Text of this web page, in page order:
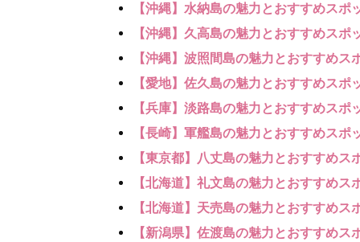
【沖縄】水納島の魅力とおすすめスポ
【沖縄】久高島の魅力とおすすめスポ
【沖縄】波照間島の魅力とおすすめス
【愛地】佐久島の魅力とおすすめスポ
【兵庫】淡路島の魅力とおすすめスポ
【長崎】軍艦島の魅力とおすすめスポ
【東京都】八丈島の魅力とおすすめス
【北海道】礼文島の魅力とおすすめス
【北海道】天売島の魅力とおすすめス
【新潟県】佐渡島の魅力とおすすめス